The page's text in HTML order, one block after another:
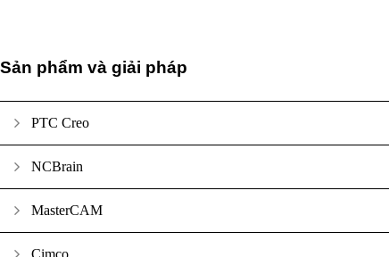
Sản phẩm và giải pháp
PTC Creo
NCBrain
MasterCAM
Cimco